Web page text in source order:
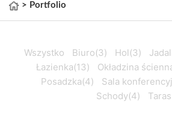
> Portfolio
Wszystko Biuro(3) Hol (3)
Łazienka(13) Okładzina
Posadzka(4) Sala
Schody(4) Taras